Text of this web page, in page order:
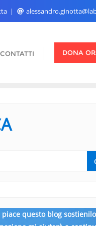
CONTATTI DONA
piace questo blog